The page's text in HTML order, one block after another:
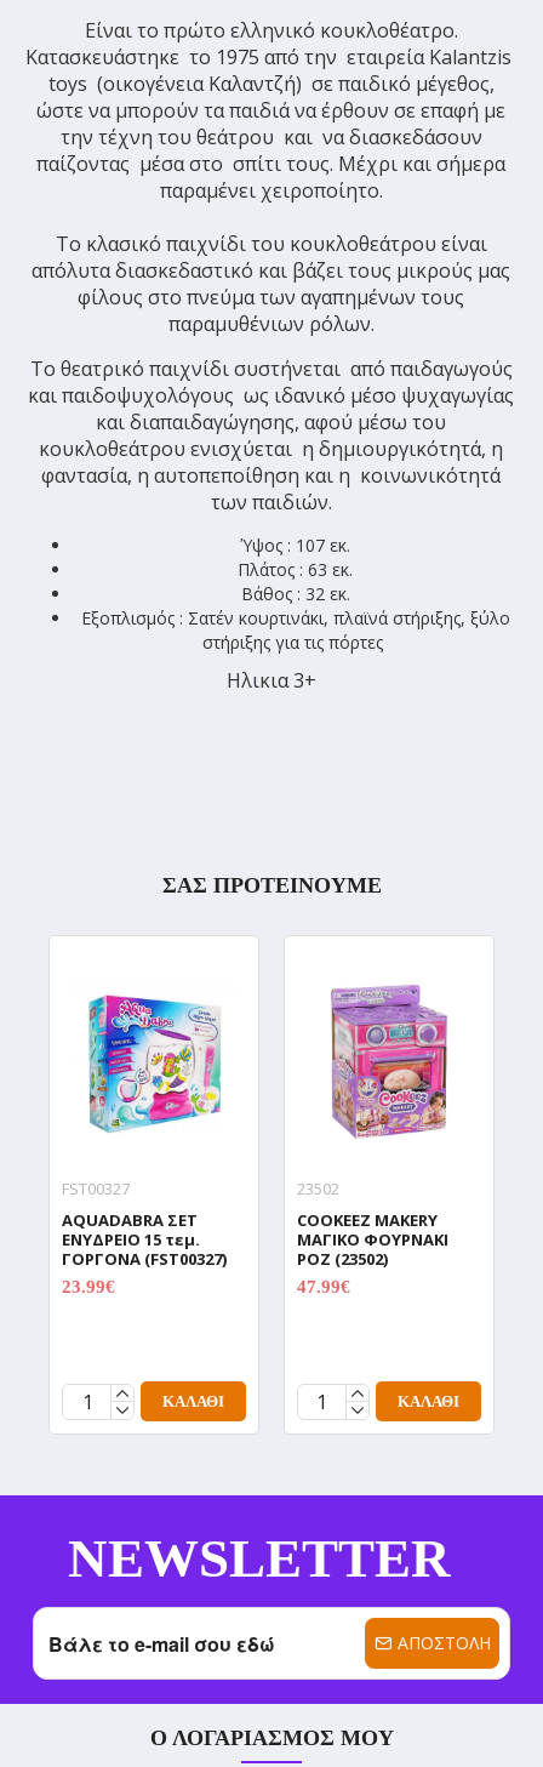
Είναι το πρώτο ελληνικό κουκλοθέατρο.
Κατασκευάστηκε το 1975 από την εταιρεία Kalantzis
toys (οικογένεια Καλαντζή) σε παιδικό μέγεθος,
ώστε να μπορούν τα παιδιά να έρθουν σε επαφή με
την τέχνη του θεάτρου και να διασκεδάσουν
παίζοντας μέσα στο σπίτι τους. Μέχρι και σήμερα
παραμένει χειροποίητο.
Το κλασικό παιχνίδι του κουκλοθεάτρου είναι
απόλυτα διασκεδαστικό και βάζει τους μικρούς μας
φίλους στο πνεύμα των αγαπημένων τους
παραμυθένιων ρόλων.
Το θεατρικό παιχνίδι συστήνεται από παιδαγωγούς
και παιδοψυχολόγους ως ιδανικό μέσο ψυχαγωγίας
και διαπαιδαγώγησης, αφού μέσω του
κουκλοθεάτρου ενισχύεται η δημιουργικότητά, η
φαντασία, η αυτοπεποίθηση και η κοινωνικότητά
των παιδιών.
Ύψος : 107 εκ.
Πλάτος : 63 εκ.
Βάθος : 32 εκ.
Εξοπλισμός : Σατέν κουρτινάκι, πλαϊνά στήριξης, ξύλο
στήριξης για τις πόρτες
Ηλικια 3+
ΣΑΣ ΠΡΟΤΕΙΝΟΥΜΕ
FST00327
AQUADABRA ΣΕΤ
ΕΝΥΔΡΕΙΟ 15 τεμ.
ΓΟΡΓΟΝΑ (FST00327)
23.99€
ΚΑΛΆΘΙ
23502
COOKEEZ MAKERY
ΜΑΓΙΚΟ ΦΟΥΡΝΑΚΙ
ΡΟΖ (23502)
47.99€
ΚΑΛΆΘΙ
NEWSLETTER
ΑΠΟΣΤΟΛΉ
Ο ΛΟΓΑΡΙΑΣΜΌΣ ΜΟΥ